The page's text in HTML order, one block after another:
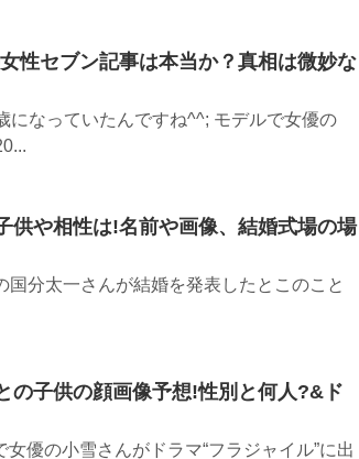
性セブン記事は本当か？真相は微妙な
になっていたんですね^^; モデルで女優の
供や相性は!名前や画像、結婚式場の場
国分太一さんが結婚を発表したとこのこと
の子供の顔画像予想!性別と何人?&ド
優の小雪さんがドラマ“フラジャイル”に出